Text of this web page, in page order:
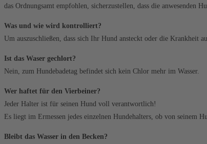
das Ordnungsamt empfohlen, sicherzustellen, dass die
Was und wie wird kontrolliert?
Um auszuschließen, dass sich Ihr Hund ansteckt oder die Krankheit
Ist das Waser gechlort?
Nein, zum Hundebadetag befindet sich kein Chlor mehr im Wasser.
Wer haftet für den Vierbeiner?
Jeder Halter ist für seinen Hund voll verantwortlich!
Es liegt im Ermessen jedes einzelnen Hundehalters, ob von
Bleibt das Wasser in den Becken?